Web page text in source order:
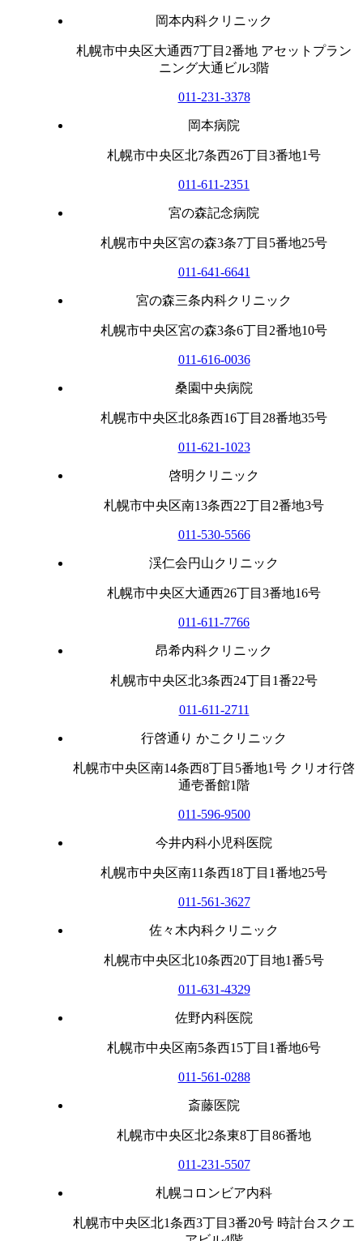
岡本内科クリニック
札幌市中央区大通西7丁目2番地 アセットプラン
ニング大通ビル3階
011-231-3378
岡本病院
札幌市中央区北7条西26丁目3番地1号
011-611-2351
宮の森記念病院
札幌市中央区宮の森3条7丁目5番地25号
011-641-6641
宮の森三条内科クリニック
札幌市中央区宮の森3条6丁目2番地10号
011-616-0036
桑園中央病院
札幌市中央区北8条西16丁目28番地35号
011-621-1023
啓明クリニック
札幌市中央区南13条西22丁目2番地3号
011-530-5566
渓仁会円山クリニック
札幌市中央区大通西26丁目3番地16号
011-611-7766
昂希内科クリニック
札幌市中央区北3条西24丁目1番22号
011-611-2711
行啓通り かこクリニック
札幌市中央区南14条西8丁目5番地1号 クリオ行啓
通壱番館1階
011-596-9500
今井内科小児科医院
札幌市中央区南11条西18丁目1番地25号
011-561-3627
佐々木内科クリニック
札幌市中央区北10条西20丁目地1番5号
011-631-4329
佐野内科医院
札幌市中央区南5条西15丁目1番地6号
011-561-0288
斎藤医院
札幌市中央区北2条東8丁目86番地
011-231-5507
札幌コロンビア内科
札幌市中央区北1条西3丁目3番20号 時計台スクエ